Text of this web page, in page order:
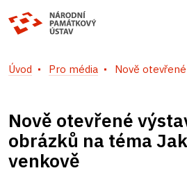
Úvod Pro média Nově
Nově otevřené
obrázků na téma
venkově